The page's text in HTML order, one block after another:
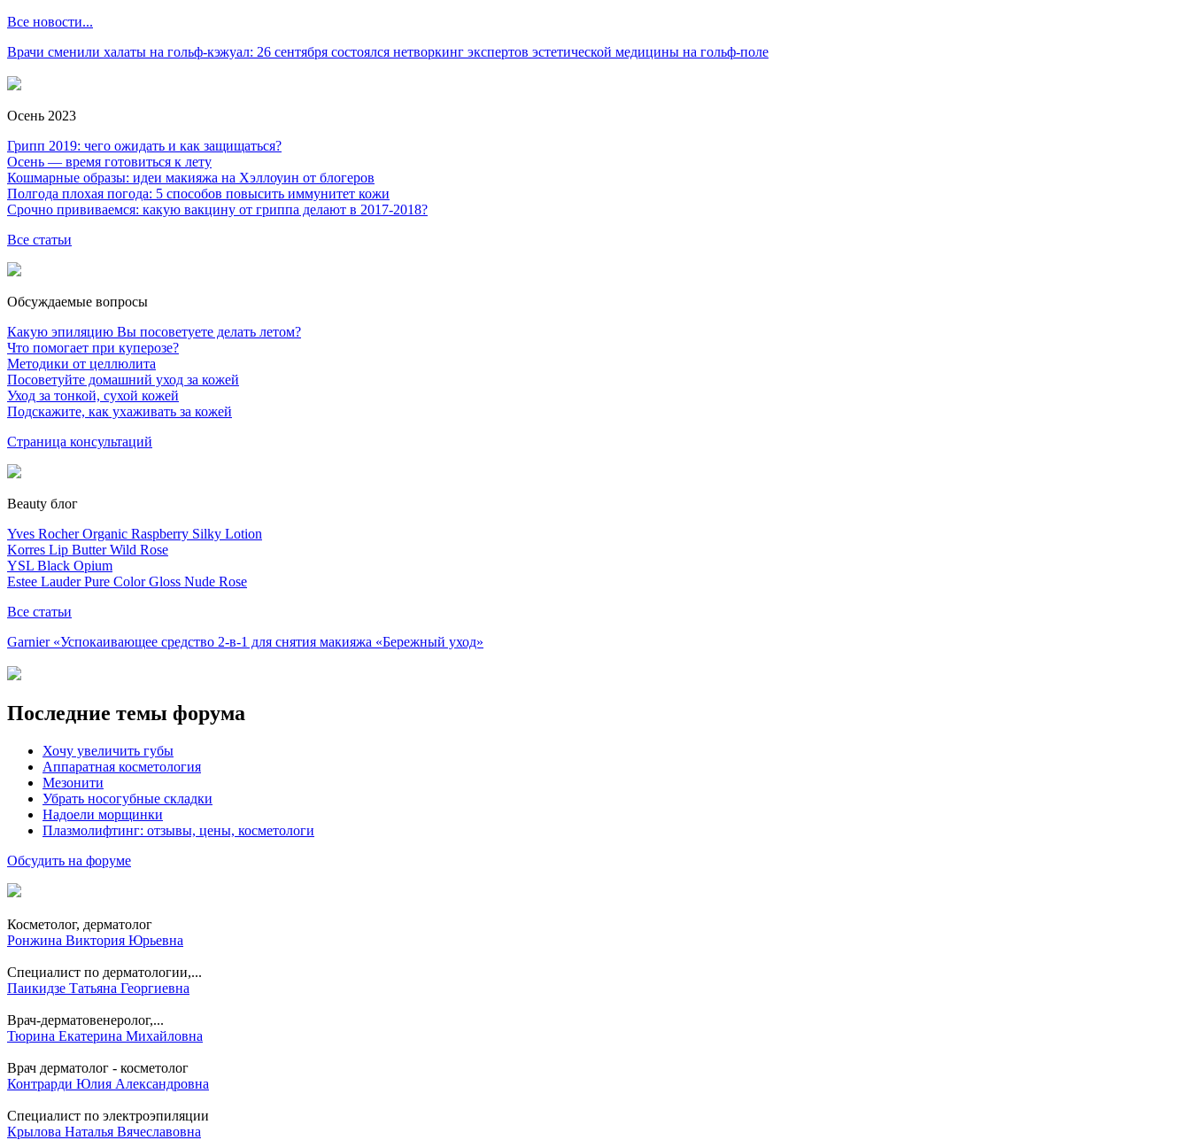
Все новости...
Врачи сменили халаты на гольф-кэжуал: 26 сентября состоялся нетворкинг экспертов эстетической медицины на гольф-поле
Осень 2023
Грипп 2019: чего ожидать и как защищаться?
Осень — время готовиться к лету
Кошмарные образы: идеи макияжа на Хэллоуин от блогеров
Полгода плохая погода: 5 способов повысить иммунитет кожи
Срочно прививаемся: какую вакцину от гриппа делают в 2017-2018?
Все статьи
Обсуждаемые вопросы
Какую эпиляцию Вы посоветуете делать летом?
Что помогает при куперозе?
Методики от целлюлита
Посоветуйте домашний уход за кожей
Уход за тонкой, сухой кожей
Подскажите, как ухаживать за кожей
Страница консультаций
Beauty блог
Yves Rocher Organic Raspberry Silky Lotion
Korres Lip Butter Wild Rose
YSL Black Opium
Estee Lauder Pure Color Gloss Nude Rose
Все статьи
Garnier «Успокаивающее средство 2-в-1 для снятия макияжа «Бережный уход»
Последние темы форума
Хочу увеличить губы
Аппаратная косметология
Мезонити
Убрать носогубные складки
Надоели морщинки
Плазмолифтинг: отзывы, цены, косметологи
Обсудить на форуме
Косметолог, дерматолог
Ронжина Виктория Юрьевна
Специалист по дерматологии,...
Паикидзе Татьяна Георгиевна
Врач-дерматовенеролог,...
Тюрина Екатерина Михайловна
Врач дерматолог - косметолог
Контрарди Юлия Александровна
Специалист по электроэпиляции
Крылова Наталья Вячеславовна